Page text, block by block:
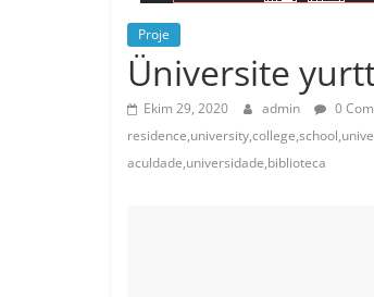
Proje
Üniversite
Ekim 29, 2020 admin
0
aculdade,universidade,biblioteca